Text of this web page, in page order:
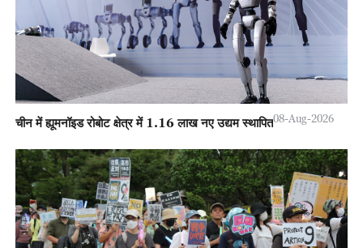
चीन में ह्यूमनॉइड रोबोट क्षेत्र में 1.16 लाख नए उद्यम स्थापित08-Aug-2026